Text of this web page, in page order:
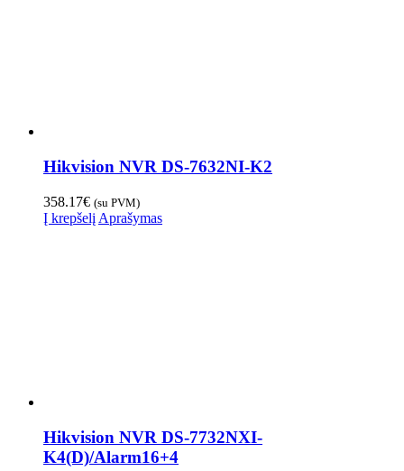
Hikvision NVR DS-7632NI-K2
358.17€ (su PVM)
Į krepšelį Aprašymas
Hikvision NVR DS-7732NXI-
K4(D)/Alarm16+4